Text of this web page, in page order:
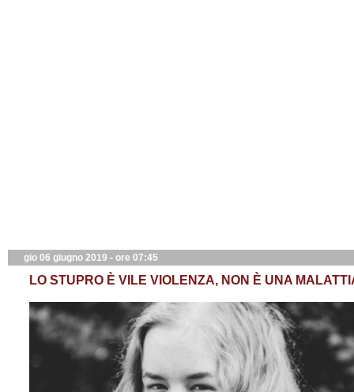
gio 06 giugno 2019 - ore 07:45
LO STUPRO È VILE VIOLENZA, NON È UNA